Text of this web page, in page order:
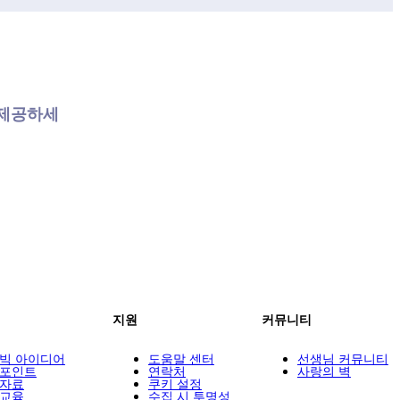
공하세
빅 아이디어
포인트
자료
교육
지원
도움말 센터
연락처
쿠키 설정
수집 시 투명성
커뮤니티
선생님 커뮤니티
사랑의 벽